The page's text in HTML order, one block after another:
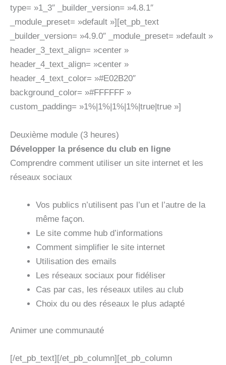
type= »1_3″ _builder_version= »4.8.1″
_module_preset= »default »][et_pb_text
_builder_version= »4.9.0″ _module_preset= »default »
header_3_text_align= »center »
header_4_text_align= »center »
header_4_text_color= »#E02B20″
background_color= »#FFFFFF »
custom_padding= »1%|1%|1%|1%|true|true »]
Deuxième module (3 heures)
Développer la présence du club en ligne
Comprendre comment utiliser un site internet et les
réseaux sociaux
Vos publics n’utilisent pas l’un et l’autre de la
même façon.
Le site comme hub d’informations
Comment simplifier le site internet
Utilisation des emails
Les réseaux sociaux pour fidéliser
Cas par cas, les réseaux utiles au club
Choix du ou des réseaux le plus adapté
Animer une communauté
[/et_pb_text][/et_pb_column][et_pb_column